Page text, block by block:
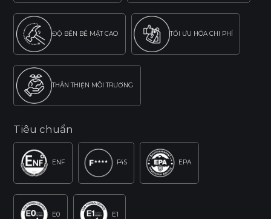
ĐỘ BỀN BỀ MẶT CAO TỐI ƯU HÓA CHI PHÍ
THÂN THIỆN MÔI TRƯỜNG
Tiêu chuẩn
ENF F4S EPA
E0 E1